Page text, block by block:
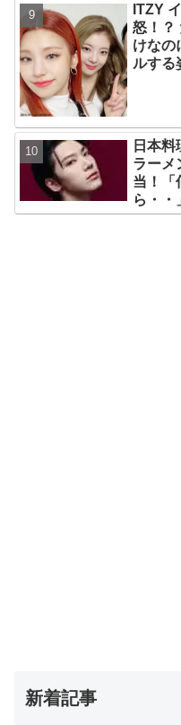
ITZY
怒！？
けなの
ルする
日本料
ラーメ
当！「
ら・・
明かす
新着記事